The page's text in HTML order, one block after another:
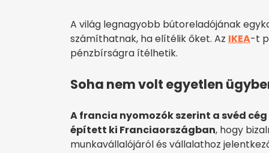
A világ legnagyobb bútoreladójának
számíthatnak, ha elítélik őket. Az IKEA-t
pénzbírságra ítélhetik.
Soha nem volt egyetlen
A francia nyomozók szerint a svéd
épített ki Franciaországban, hogy
munkavállalójáról és vállalathoz